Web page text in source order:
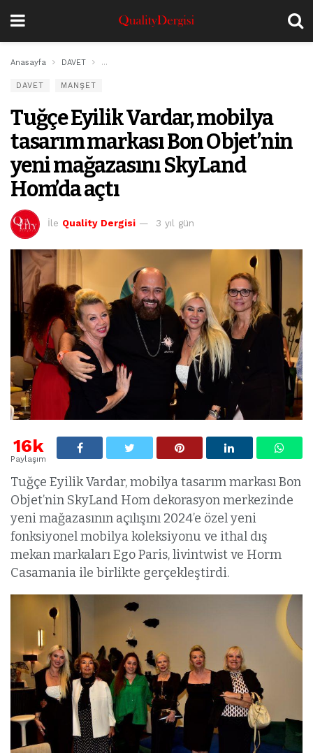
Anasayfa DAVET Tuğçe Eyilik Vardar, mobilya tasarım markası Bon
DAVET MANŞET
Tuğçe Eyilik Vardar, mobilya
tasarım markası Bon Objet’nin
yeni mağazasını SkyLand
Hom’da açtı
İle Quality Dergisi 3 yıl gün
16k
Paylaşım
Tuğçe Eyilik Vardar, mobilya tasarım markası Bon
Objet’nin SkyLand Hom dekorasyon merkezinde
yeni mağazasının açılışını 2024’e özel yeni
fonksiyonel mobilya koleksiyonu ve ithal dış
mekan markaları Ego Paris, livintwist ve Horm
Casamania ile birlikte gerçekleştirdi.